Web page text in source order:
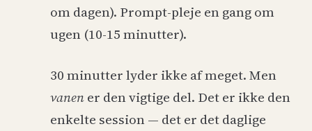
om dagen). Prompt-pleje en gang om
ugen (10-15 minutter).
30 minutter lyder ikke af meget. Men
vanener den vigtige del. Det er ikke den
enkelte session — det er det daglige